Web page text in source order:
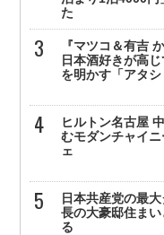
た
『マツコ＆有吉
日本酒好きが高
を明かす「アタシ
ヒルトン名古屋
むモダンチャイ
ェ
日本共産党の最
長の大豪邸住ま
る